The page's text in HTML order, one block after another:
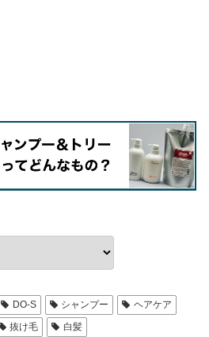
DO-S シャンプー
ヘアケア
抜け毛 白髪